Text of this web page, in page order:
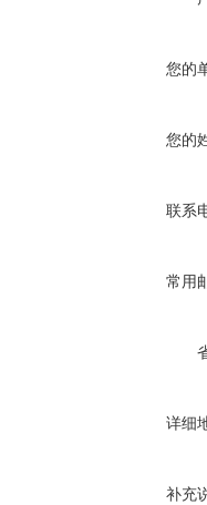
您的
您的
联系
常用
详细
补充